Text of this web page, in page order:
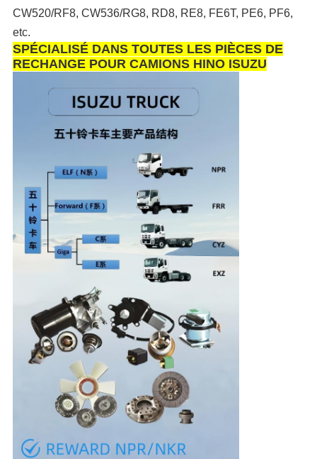
CW520/RF8, CW536/RG8, RD8, RE8, FE6T, PE6, PF6,
etc.
SPÉCIALISÉ DANS TOUTES LES PIÈCES DE
RECHANGE POUR CAMIONS HINO ISUZU